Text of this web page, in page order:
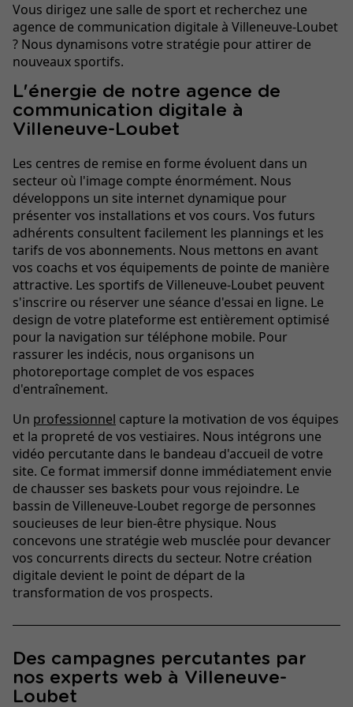
Vous dirigez une salle de sport et recherchez une
agence de communication digitale à Villeneuve-Loubet
? Nous dynamisons votre stratégie pour attirer de
nouveaux sportifs.
L'énergie de notre agence de
communication digitale à
Villeneuve-Loubet
Les centres de remise en forme évoluent dans un
secteur où l'image compte énormément. Nous
développons un site internet dynamique pour
présenter vos installations et vos cours. Vos futurs
adhérents consultent facilement les plannings et les
tarifs de vos abonnements. Nous mettons en avant
vos coachs et vos équipements de pointe de manière
attractive. Les sportifs de Villeneuve-Loubet peuvent
s'inscrire ou réserver une séance d'essai en ligne. Le
design de votre plateforme est entièrement optimisé
pour la navigation sur téléphone mobile. Pour
rassurer les indécis, nous organisons un
photoreportage complet de vos espaces
d'entraînement.
Un professionnel capture la motivation de vos équipes
et la propreté de vos vestiaires. Nous intégrons une
vidéo percutante dans le bandeau d'accueil de votre
site. Ce format immersif donne immédiatement envie
de chausser ses baskets pour vous rejoindre. Le
bassin de Villeneuve-Loubet regorge de personnes
soucieuses de leur bien-être physique. Nous
concevons une stratégie web musclée pour devancer
vos concurrents directs du secteur. Notre création
digitale devient le point de départ de la
transformation de vos prospects.
Des campagnes percutantes par
nos experts web à Villeneuve-
Loubet